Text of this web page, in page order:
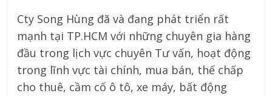
Cty Song Hùng đã và đang phát triển rất
mạnh tại TP.HCM với những chuyên gia hàng
đầu trong lịch vực chuyên Tư vấn, hoạt động
trong lĩnh vực tài chính, mua bán, thế chấp
cho thuê, cầm cố ô tô, xe máy, bất động